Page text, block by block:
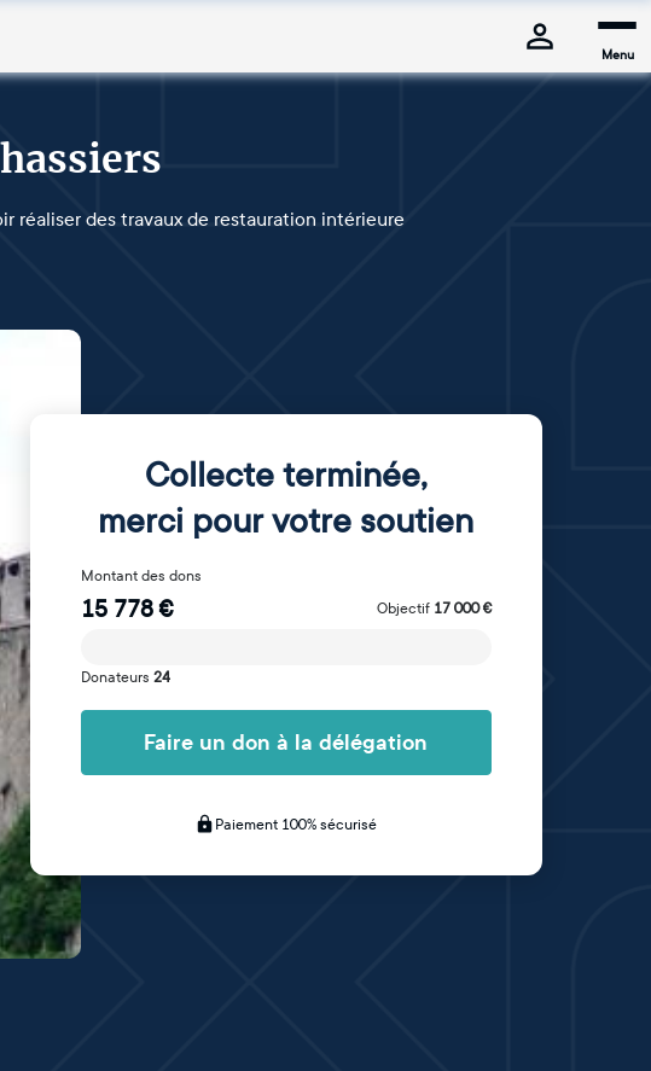
Menu
réaliser des travaux de restauration intérieure
Collecte terminée,
merci pour votre soutien
Montant des dons
15 778€ Objectif 17 000€
Donateurs 24
Faire un don à la délégation
Paiement 100% sécurisé